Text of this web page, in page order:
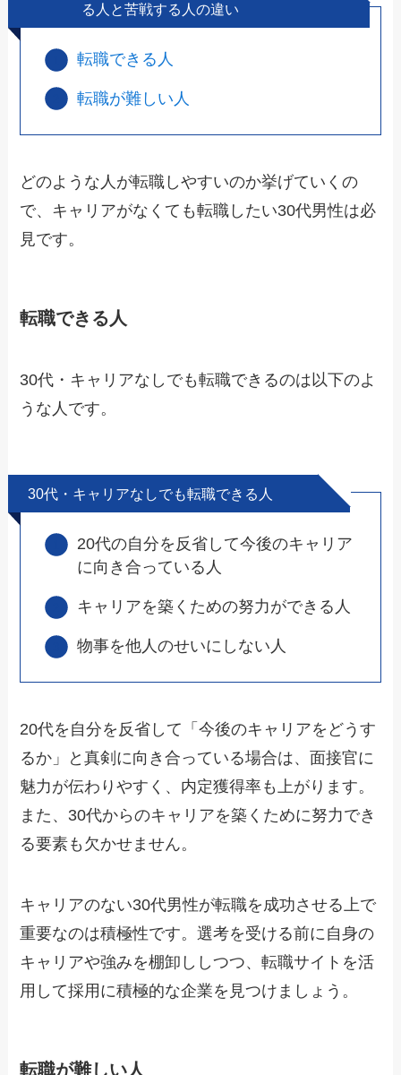
る人と苦戦する人の違い
転職できる人
転職が難しい人
どのような人が転職しやすいのか挙げていくの
で、キャリアがなくても転職したい30代男性は必
見です。
転職できる人
30代・キャリアなしでも転職できるのは以下のよ
うな人です。
30代・キャリアなしでも転職できる人
20代の自分を反省して今後のキャリア
に向き合っている人
キャリアを築くための努力ができる人
物事を他人のせいにしない人
20代を自分を反省して「今後のキャリアをどうす
るか」と真剣に向き合っている場合は、面接官に
魅力が伝わりやすく、内定獲得率も上がります。
また、30代からのキャリアを築くために努力でき
る要素も欠かせません。
キャリアのない30代男性が転職を成功させる上で
重要なのは積極性です。選考を受ける前に自身の
キャリアや強みを棚卸ししつつ、転職サイトを活
用して採用に積極的な企業を見つけましょう。
転職が難しい人